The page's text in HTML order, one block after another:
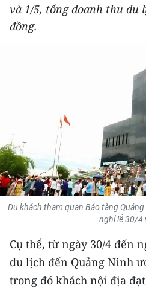
DU LỊCH
Y TẾ
KHOA HỌC - CÔNG NGHỆ
MÔI TRƯỜNG
KIỂM CHỨNG THÔNG TIN
TRI THỨC CHUYÊN SÂU
và 1/5, tổng doanh thu du
đồng.
Du khách tham quan Bảo tàng
nghỉ lễ 30/4
Cụ thể, từ ngày 30/4 đến
du lịch đến Quảng Ninh
trong đó khách nội địa